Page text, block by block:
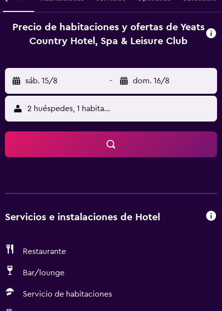
Precio de habitaciones y ofertas de Yeats
Country Hotel, Spa & Leisure Club
sáb. 15/8 - dom. 16/8
2 huéspedes, 1 habitación
Servicios e instalaciones de Hotel
Restaurante
Bar/lounge
Servicio de habitaciones